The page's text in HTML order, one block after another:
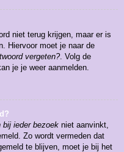
niet terug krijgen, maar er is
Hiervoor moet je naar de
vergeten?. Volg de
je je weer aanmelden.
ieder bezoek niet aanvinkt,
Zo wordt vermeden dat
te blijven, moet je bij het